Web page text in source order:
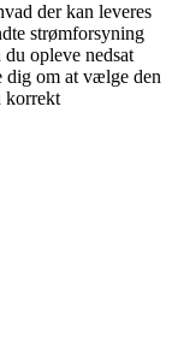
der kan leveres
strømforsyning
opleve nedsat
dig om at vælge den
korrekt